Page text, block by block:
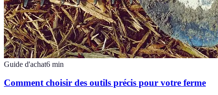
Guide d'achat6 min
Comment choisir des outils précis pour votre ferme